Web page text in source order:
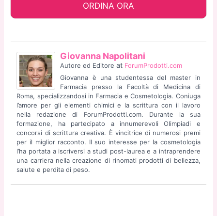
ORDINA ORA
Giovanna Napolitani
Autore ed Editore at ForumProdotti.com
Giovanna è una studentessa del master in
Farmacia presso la Facoltà di Medicina di
Roma, specializzandosi in Farmacia e Cosmetologia. Coniuga
l’amore per gli elementi chimici e la scrittura con il lavoro
nella redazione di ForumProdotti.com. Durante la sua
formazione, ha partecipato a innumerevoli Olimpiadi e
concorsi di scrittura creativa. È vincitrice di numerosi premi
per il miglior racconto. Il suo interesse per la cosmetologia
l’ha portata a iscriversi a studi post-laurea e a intraprendere
una carriera nella creazione di rinomati prodotti di bellezza,
salute e perdita di peso.